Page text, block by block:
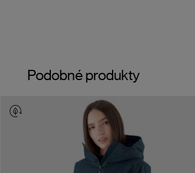
Podobné produkty